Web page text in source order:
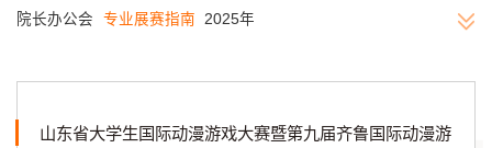
院长办公会 专业展赛指南 2025年
山东省大学生国际动漫游戏大赛暨第九届齐鲁国际动漫游